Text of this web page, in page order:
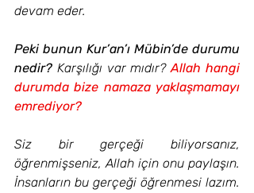
devam eder.
Peki bunun Kur’an’ı Mübin’de durumu
nedir? Karşılığı var mıdır? Allah hangi
durumda bize namaza yaklaşmamayı
emrediyor?
Siz bir gerçeği biliyorsanız,
öğrenmişseniz, Allah için onu paylaşın.
İnsanların bu gerçeği öğrenmesi lazım.